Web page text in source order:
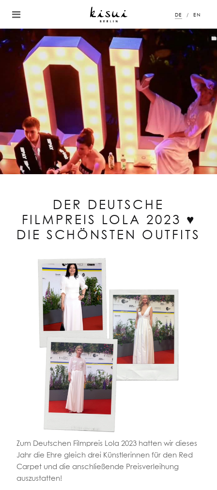
DE EN
DER DEUTSCHE
FILMPREIS LOLA 2023 ♥
DIE SCHÖNSTEN OUTFITS
Zum Deutschen Filmpreis Lola 2023 hatten wir dieses
Jahr die Ehre gleich drei Künstlerinnen für den Red
Carpet und die anschließende Preisverleihung
auszustatten!